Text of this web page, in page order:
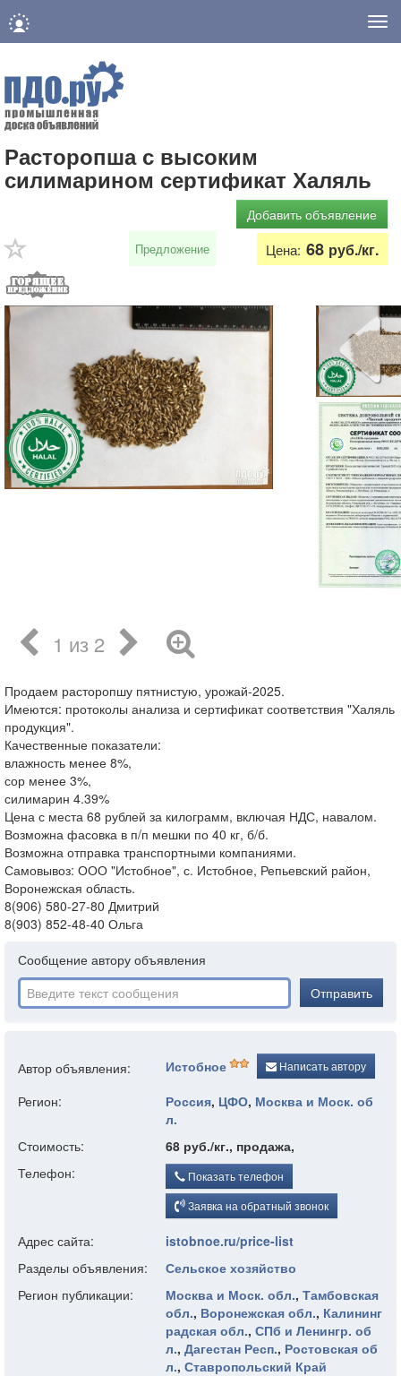
Расторопша с высоким
силимарином сертификат Халяль
Добавить объявление
Предложение Цена: 68 руб./кг.
1 из 2
Продаем расторопшу пятнистую, урожай-2025.
Имеются: протоколы анализа и сертификат соответствия "Халяль
продукция".
Качественные показатели:
влажность менее 8%,
сор менее 3%,
силимарин 4.39%
Цена с места 68 рублей за килограмм, включая НДС, навалом.
Возможна фасовка в п/п мешки по 40 кг, б/б.
Возможна отправка транспортными компаниями.
Самовывоз: ООО "Истобное", с. Истобное, Репьевский район,
Воронежская область.
8(906) 580-27-80 Дмитрий
8(903) 852-48-40 Ольга
Сообщение автору объявления
Отправить
Автор объявления: Истобное Написать автору
Регион: Россия, ЦФО, Москва и Моск. об
л.
Стоимость:
68 руб./кг., продажа,
Телефон:
Показать телефон
Заявка на обратный звонок
Адрес сайта:
istobnoe.ru/price-list
Разделы объявления:
Сельское хозяйство
Регион публикации:
Москва и Моск. обл., Тамбовская
обл., Воронежская обл., Калининг
радская обл., СПб и Ленингр. об
л., Дагестан Респ., Ростовская об
л., Ставропольский Край